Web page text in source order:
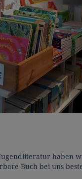
haben
Buch bei uns